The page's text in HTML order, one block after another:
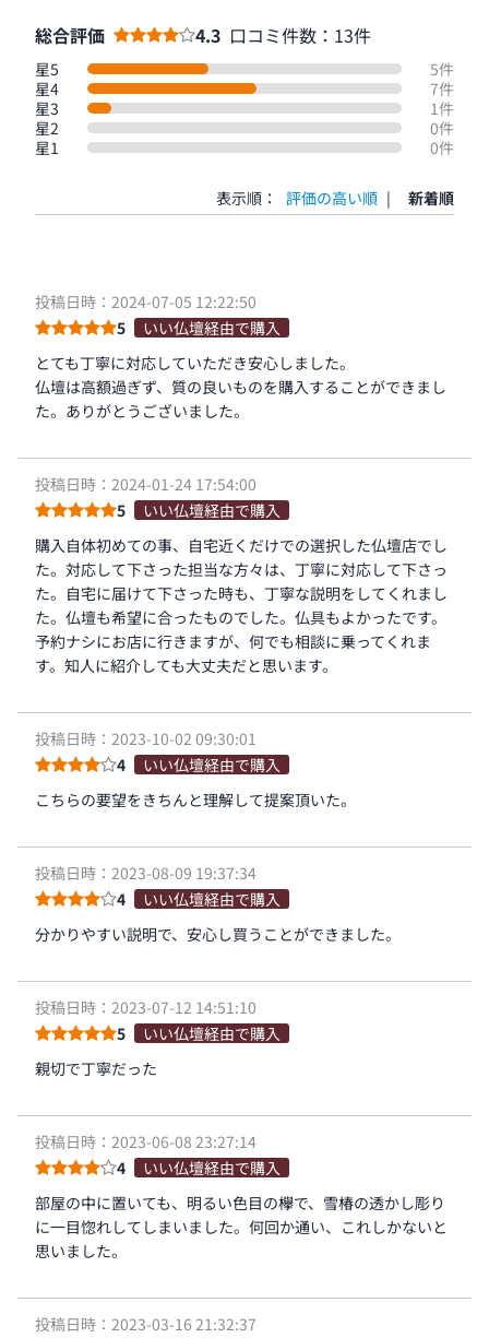
総合評価 4.3 口コミ件数：13件
星5
5件
星4
7件
星3
1件
星2
0件
星1
0件
表示順： 評価の高い順 | 新着順
投稿日時：2024-07-05 12:22:50
5
いい仏壇経由で購入
とても丁寧に対応していただき安心しました。
仏壇は高額過ぎず、質の良いものを購入することができまし
た。ありがとうございました。
投稿日時：2024-01-24 17:54:00
5
いい仏壇経由で購入
購入自体初めての事、自宅近くだけでの選択した仏壇店でし
た。対応して下さった担当な方々は、丁寧に対応して下さっ
た。自宅に届けて下さった時も、丁寧な説明をしてくれまし
た。仏壇も希望に合ったものでした。仏具もよかったです。
予約ナシにお店に行きますが、何でも相談に乗ってくれま
す。知人に紹介しても大丈夫だと思います。
投稿日時：2023-10-02 09:30:01
4
いい仏壇経由で購入
こちらの要望をきちんと理解して提案頂いた。
投稿日時：2023-08-09 19:37:34
4
いい仏壇経由で購入
分かりやすい説明で、安心し買うことができました。
投稿日時：2023-07-12 14:51:10
5
いい仏壇経由で購入
親切で丁寧だった
投稿日時：2023-06-08 23:27:14
4
いい仏壇経由で購入
部屋の中に置いても、明るい色目の欅で、雪椿の透かし彫り
に一目惚れしてしまいました。何回か通い、これしかないと
思いました。
投稿日時：2023-03-16 21:32:37